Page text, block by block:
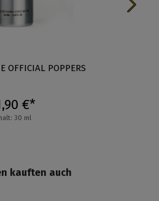
OFFICIAL POPPERS
€*
30 ml
kauften auch